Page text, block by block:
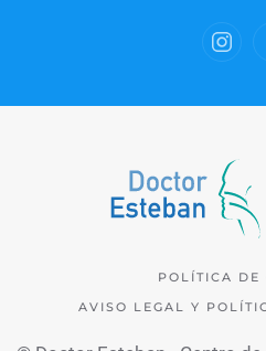
POLÍTICA DE
AVISO LEGAL Y